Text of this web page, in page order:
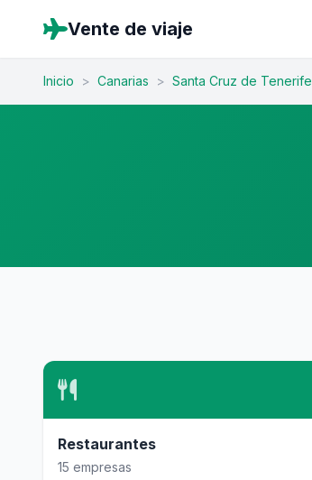
Vente de viaje
Inicio > Canarias > Santa Cruz de Tenerife
Restaurantes
15 empresas